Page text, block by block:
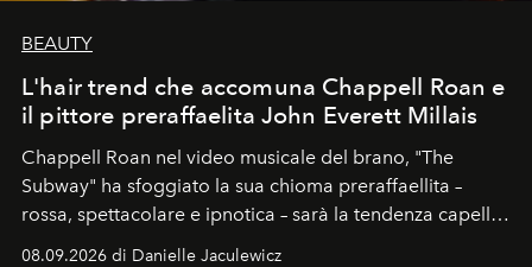
BEAUTY
L'hair trend che accomuna Chappell Roan e
il pittore preraffaelita John Everett Millais
Chappell Roan nel video musicale del brano, "The
Subway" ha sfoggiato la sua chioma preraffaellita –
rossa, spettacolare e ipnotica – sarà la tendenza capelli
dell'autunno?
08.09.2026 di Danielle Jaculewicz